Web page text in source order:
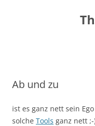
Ab und zu
ist es ganz nett sein
solche Tools ganz nett ;-